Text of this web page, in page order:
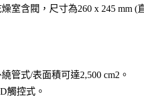
室含閥，尺寸為260 x 245 mm (
管式/表面積可達2,500 cm2。
觸控式。